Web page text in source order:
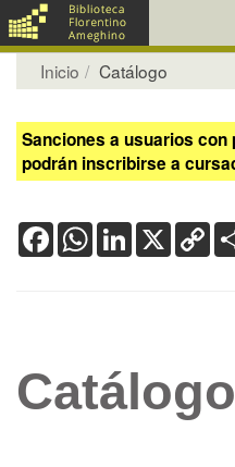
Inicio Catálogo
Sanciones a usuarios
podrán inscribirse a
FacebookWhatsApp
LinkedIn
X
Catálogo